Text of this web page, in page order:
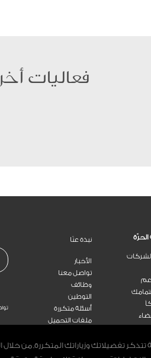
تفضيلاتك وزياراتك المتكررة. من
فعاليات
نبذة عنّا
الأخبار
تواصل معنا
وظائف
التوطين
أسئلة متكررة
ملفات التحميل